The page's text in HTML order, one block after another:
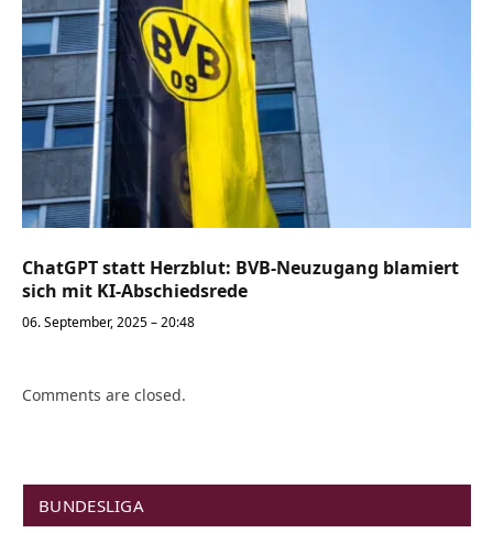
ChatGPT statt Herzblut: BVB-Neuzugang blamiert
sich mit KI-Abschiedsrede
06. September, 2025 – 20:48
Comments are closed.
BUNDESLIGA